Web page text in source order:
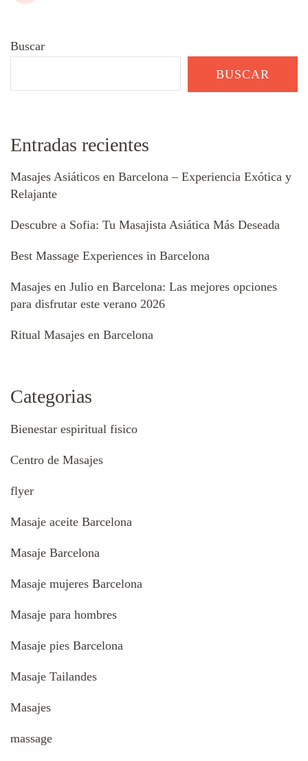
Buscar
BUSCAR
Entradas recientes
Masajes Asiáticos en Barcelona – Experiencia Exótica y
Relajante
Descubre a Sofia: Tu Masajista Asiática Más Deseada
Best Massage Experiences in Barcelona
Masajes en Julio en Barcelona: Las mejores opciones
para disfrutar este verano 2026
Ritual Masajes en Barcelona
Categorias
Bienestar espiritual fisico
Centro de Masajes
flyer
Masaje aceite Barcelona
Masaje Barcelona
Masaje mujeres Barcelona
Masaje para hombres
Masaje pies Barcelona
Masaje Tailandes
Masajes
massage